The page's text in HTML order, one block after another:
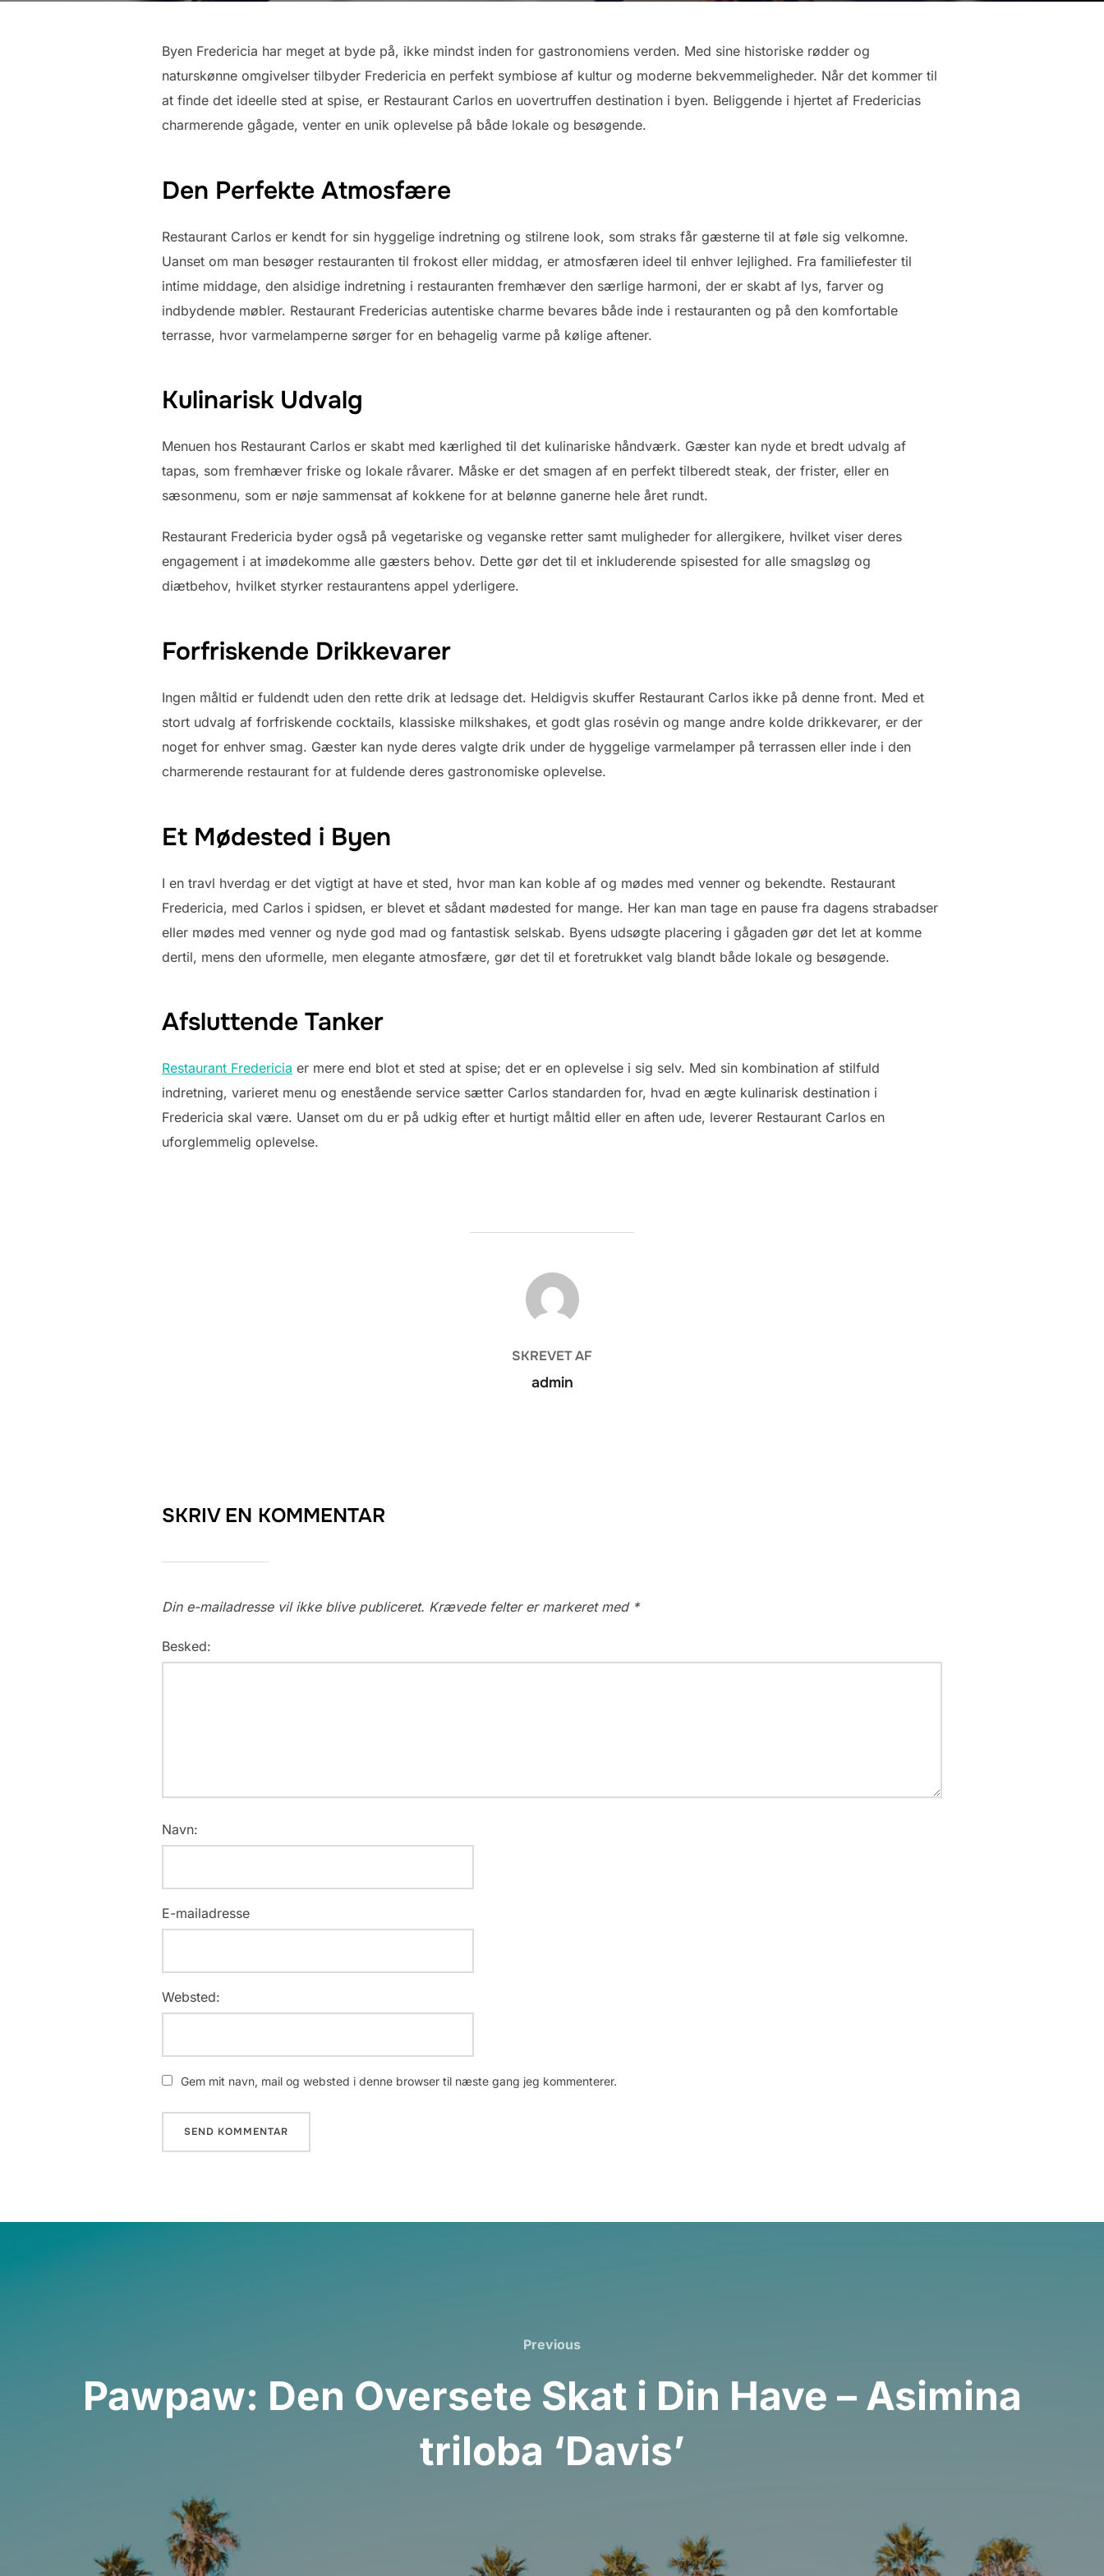
Byen Fredericia har meget at byde på, ikke mindst inden for gastronomiens verden. Med sine historiske rødder og
naturskønne omgivelser tilbyder Fredericia en perfekt symbiose af kultur og moderne bekvemmeligheder. Når det kommer til
at finde det ideelle sted at spise, er Restaurant Carlos en uovertruffen destination i byen. Beliggende i hjertet af Fredericias
charmerende gågade, venter en unik oplevelse på både lokale og besøgende.
Den Perfekte Atmosfære
Restaurant Carlos er kendt for sin hyggelige indretning og stilrene look, som straks får gæsterne til at føle sig velkomne.
Uanset om man besøger restauranten til frokost eller middag, er atmosfæren ideel til enhver lejlighed. Fra familiefester til
intime middage, den alsidige indretning i restauranten fremhæver den særlige harmoni, der er skabt af lys, farver og
indbydende møbler. Restaurant Fredericias autentiske charme bevares både inde i restauranten og på den komfortable
terrasse, hvor varmelamperne sørger for en behagelig varme på kølige aftener.
Kulinarisk Udvalg
Menuen hos Restaurant Carlos er skabt med kærlighed til det kulinariske håndværk. Gæster kan nyde et bredt udvalg af
tapas, som fremhæver friske og lokale råvarer. Måske er det smagen af en perfekt tilberedt steak, der frister, eller en
sæsonmenu, som er nøje sammensat af kokkene for at belønne ganerne hele året rundt.
Restaurant Fredericia byder også på vegetariske og veganske retter samt muligheder for allergikere, hvilket viser deres
engagement i at imødekomme alle gæsters behov. Dette gør det til et inkluderende spisested for alle smagsløg og
diætbehov, hvilket styrker restaurantens appel yderligere.
Forfriskende Drikkevarer
Ingen måltid er fuldendt uden den rette drik at ledsage det. Heldigvis skuffer Restaurant Carlos ikke på denne front. Med et
stort udvalg af forfriskende cocktails, klassiske milkshakes, et godt glas rosévin og mange andre kolde drikkevarer, er der
noget for enhver smag. Gæster kan nyde deres valgte drik under de hyggelige varmelamper på terrassen eller inde i den
charmerende restaurant for at fuldende deres gastronomiske oplevelse.
Et Mødested i Byen
I en travl hverdag er det vigtigt at have et sted, hvor man kan koble af og mødes med venner og bekendte. Restaurant
Fredericia, med Carlos i spidsen, er blevet et sådant mødested for mange. Her kan man tage en pause fra dagens strabadser
eller mødes med venner og nyde god mad og fantastisk selskab. Byens udsøgte placering i gågaden gør det let at komme
dertil, mens den uformelle, men elegante atmosfære, gør det til et foretrukket valg blandt både lokale og besøgende.
Afsluttende Tanker
Restaurant Fredericia er mere end blot et sted at spise; det er en oplevelse i sig selv. Med sin kombination af stilfuld
indretning, varieret menu og enestående service sætter Carlos standarden for, hvad en ægte kulinarisk destination i
Fredericia skal være. Uanset om du er på udkig efter et hurtigt måltid eller en aften ude, leverer Restaurant Carlos en
uforglemmelig oplevelse.
FORFATTER
SKREVET AF
admin
SKRIV EN KOMMENTAR
Din e-mailadresse vil ikke blive publiceret. Krævede felter er markeret med *
Besked:
Navn:
E-mailadresse
Websted:
Gem mit navn, mail og websted i denne browser til næste gang jeg kommenterer.
Previous
Previous
Pawpaw: Den Oversete Skat i Din Have – Asimina
triloba ‘Davis’